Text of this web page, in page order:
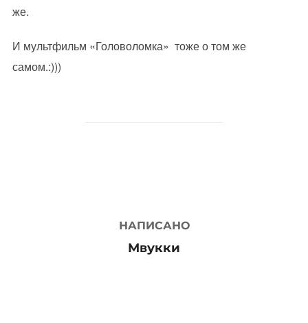
же.
И мультфильм «Головоломка» тоже о том же
самом.:)))
НАПИСАНО
Мвукки